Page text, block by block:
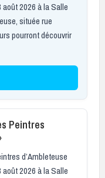
2026 à la Salle
située rue
pourront découvrir
Peintres
d’Ambleteuse
2026 à la Salle